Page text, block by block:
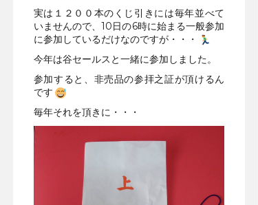
実は１２００本のくじ引きには毎年並べて
いませんので、10日の6時に始まる一般参加
に参加しているだけなのですが・・・
今年は谷セールスと一緒に参加しました。
参加すると、非売品の参拝之証が頂けるん
です
毎年それを頂きに・・・